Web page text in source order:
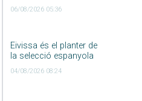
06/08/2026 05:36
Eivissa és el planter de
la selecció espanyola
04/08/2026 08:24